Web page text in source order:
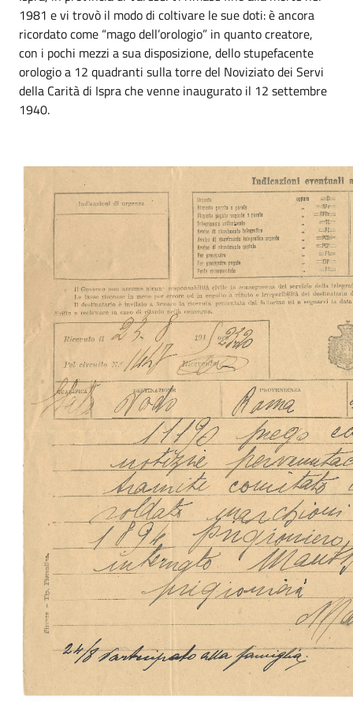
1981 e vi trovò il modo di coltivare le sue doti: è ancora
ricordato come “mago dell’orologio” in quanto creatore,
con i pochi mezzi a sua disposizione, dello stupefacente
orologio a 12 quadranti sulla torre del Noviziato dei Servi
della Carità di Ispra che venne inaugurato il 12 settembre
1940.